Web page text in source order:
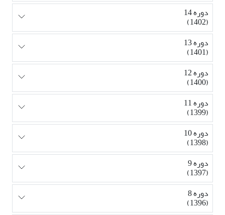
دوره 14
(1402)
دوره 13
(1401)
دوره 12
(1400)
دوره 11
(1399)
دوره 10
(1398)
دوره 9
(1397)
دوره 8
(1396)